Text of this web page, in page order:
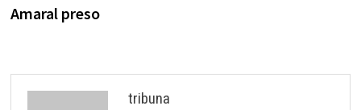
Amaral preso
tribuna